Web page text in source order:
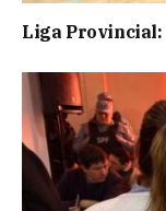
Liga Provincial: